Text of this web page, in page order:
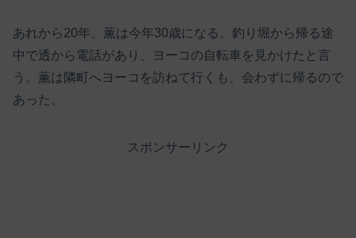
あれから20年、薫は今年30歳になる。釣り堀から帰る途
中で透から電話があり、ヨーコの自転車を見かけたと言
う。薫は隣町へヨーコを訪ねて行くも、会わずに帰るので
あった。
スポンサーリンク